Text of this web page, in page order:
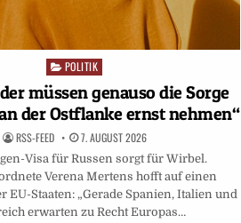
Posted
in
POLITIK
müssen genauso die Sorge
der Ostflanke ernst nehmen“
RSS-FEED 7. AUGUST 2026
Visa für Russen sorgt für Wirbel.
Verena Mertens hofft auf einen
EU-Staaten: „Gerade Spanien, Italien und
erwarten zu Recht Europas…